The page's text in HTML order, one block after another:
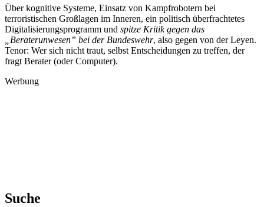
Über kognitive Systeme, Einsatz von Kampfrobotern bei
terroristischen Großlagen im Inneren, ein politisch überfrachtetes
Digitalisierungsprogramm und spitze Kritik gegen das
„Beraterunwesen” bei der Bundeswehr, also gegen von der Leyen.
Tenor: Wer sich nicht traut, selbst Entscheidungen zu treffen, der
fragt Berater (oder Computer).
Werbung
Suche